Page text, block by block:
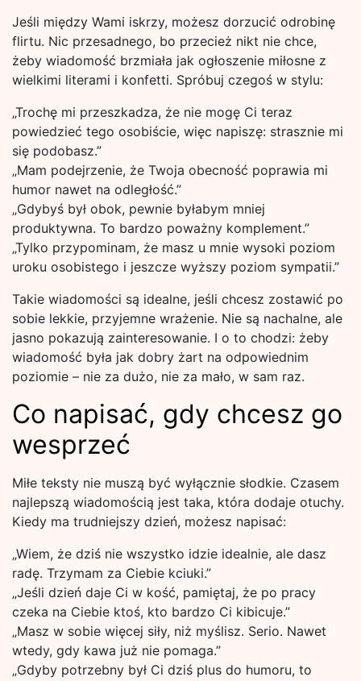
Jeśli między Wami iskrzy, możesz dorzucić odrobinę
flirtu. Nic przesadnego, bo przecież nikt nie chce,
żeby wiadomość brzmiała jak ogłoszenie miłosne z
wielkimi literami i konfetti. Spróbuj czegoś w stylu:
„Trochę mi przeszkadza, że nie mogę Ci teraz
powiedzieć tego osobiście, więc napiszę: strasznie mi
się podobasz.”
„Mam podejrzenie, że Twoja obecność poprawia mi
humor nawet na odległość.”
„Gdybyś był obok, pewnie byłabym mniej
produktywna. To bardzo poważny komplement.”
„Tylko przypominam, że masz u mnie wysoki poziom
uroku osobistego i jeszcze wyższy poziom sympatii.”
Takie wiadomości są idealne, jeśli chcesz zostawić po
sobie lekkie, przyjemne wrażenie. Nie są nachalne, ale
jasno pokazują zainteresowanie. I o to chodzi: żeby
wiadomość była jak dobry żart na odpowiednim
poziomie – nie za dużo, nie za mało, w sam raz.
Co napisać, gdy chcesz go
wesprzeć
Miłe teksty nie muszą być wyłącznie słodkie. Czasem
najlepszą wiadomością jest taka, która dodaje otuchy.
Kiedy ma trudniejszy dzień, możesz napisać:
„Wiem, że dziś nie wszystko idzie idealnie, ale dasz
radę. Trzymam za Ciebie kciuki.”
„Jeśli dzień daje Ci w kość, pamiętaj, że po pracy
czeka na Ciebie ktoś, kto bardzo Ci kibicuje.”
„Masz w sobie więcej siły, niż myślisz. Serio. Nawet
wtedy, gdy kawa już nie pomaga.”
„Gdyby potrzebny był Ci dziś plus do humoru, to